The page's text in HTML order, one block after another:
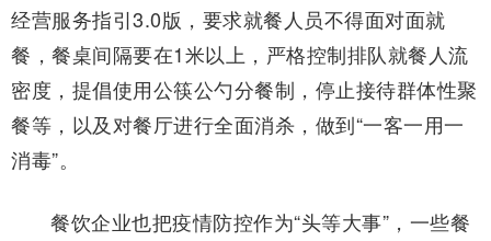
经营服务指引3.0版，要求就餐人员不得面对面就
餐，餐桌间隔要在1米以上，严格控制排队就餐人流
密度，提倡使用公筷公勺分餐制，停止接待群体性聚
餐等，以及对餐厅进行全面消杀，做到“一客一用一
消毒”。
餐饮企业也把疫情防控作为“头等大事”，一些餐